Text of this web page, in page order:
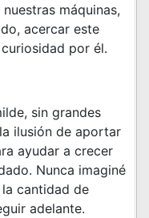
máquinas,
acercar este
por él.
sin grandes
ilusión de aportar
ayudar a crecer
Nunca imaginé
cantidad de
adelante.